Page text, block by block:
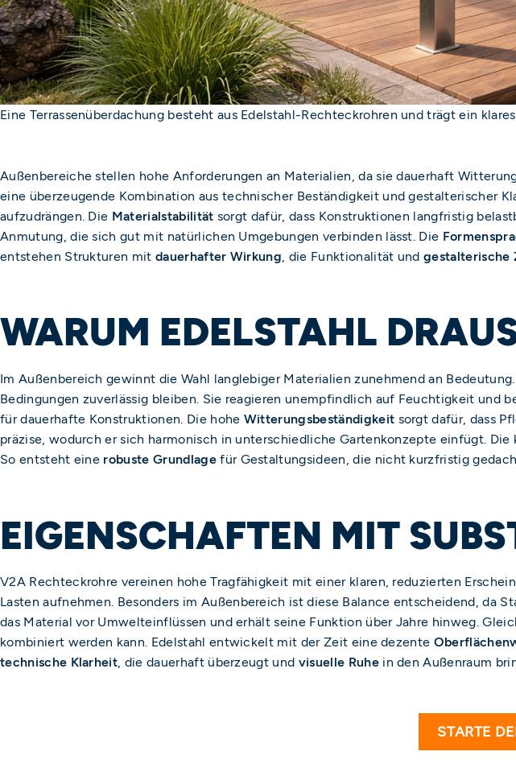
Eine Terrassenüberdachung besteht aus Edelstahl-Rechteckrohren und trägt ein
Außenbereiche stellen hohe Anforderungen an Materialien, da sie dauerhaft
eine überzeugende Kombination aus technischer Beständigkeit und gestalterischer
aufzudrängen. Die Materialstabilität sorgt dafür, dass Konstruktionen langfristig
Anmutung, die sich gut mit natürlichen Umgebungen verbinden lässt. Die
entstehen Strukturen mitdauerhafter Wirkung , die Funktionalität undgestalterische
WARUM EDELSTAHL
Im Außenbereich gewinnt die Wahl langlebiger Materialien zunehmend an
Bedingungen zuverlässig bleiben. Sie reagieren unempfindlich auf Feuchtigkeit und
für dauerhafte Konstruktionen. Die hohe Witterungsbeständigkeit sorgt dafür, dass
präzise, wodurch er sich harmonisch in unterschiedliche Gartenkonzepte einfügt.
So entsteht eine robuste Grundlagefür Gestaltungsideen, die nicht kurzfristig
EIGENSCHAFTEN MIT
V2A Rechteckrohre vereinen hohe Tragfähigkeit mit einer klaren, reduzierten
Lasten aufnehmen. Besonders im Außenbereich ist diese Balance entscheidend, da
das Material vor Umwelteinflüssen und erhält seine Funktion über Jahre hinweg.
kombiniert werden kann. Edelstahl entwickelt mit der Zeit eine dezente
technische Klarheit, die dauerhaft überzeugt und visuelle Ruhein den Außenraum
STARTE